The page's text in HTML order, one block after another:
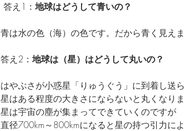
答え1：地球はどうして青いの？
青は水の色（海）の色です。だから青く見えま
答え2：地球は（星）はどうして丸いの？
はやぶさが小惑星「りゅうぐう」に到着し送
星はある程度の大きさにならないと丸くなりま
星は宇宙の塵が集まってできていくのですが
直径700km～800kmになると星の持つ引力に